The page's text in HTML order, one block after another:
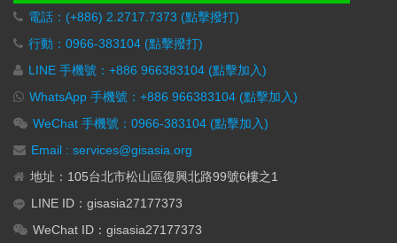
電話：(+886) 2.2717.7373 (點擊撥打)
行動：0966-383104 (點擊撥打)
LINE 手機號：+886 966383104 (點擊加入)
WhatsApp 手機號：+886 966383104 (點擊加入)
WeChat 手機號：0966-383104 (點擊加入)
Email : services@gisasia.org
地址：105台北市松山區復興北路99號6樓之1
LINE ID：gisasia27177373
WeChat ID：gisasia27177373